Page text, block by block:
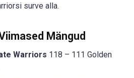
surve alla.
Mängud
Warriors 118 – 111 Golden